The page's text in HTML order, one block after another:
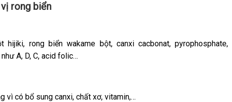
rong biển
hijiki, rong biển wakame bột, canxi cacbonat,
A, D, C, acid folic…
vì có bổ sung canxi, chất xơ, vitamin,…